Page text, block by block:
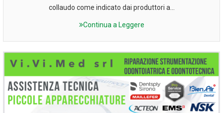
collaudo come indicato dai produttori a...
Continua a Leggere